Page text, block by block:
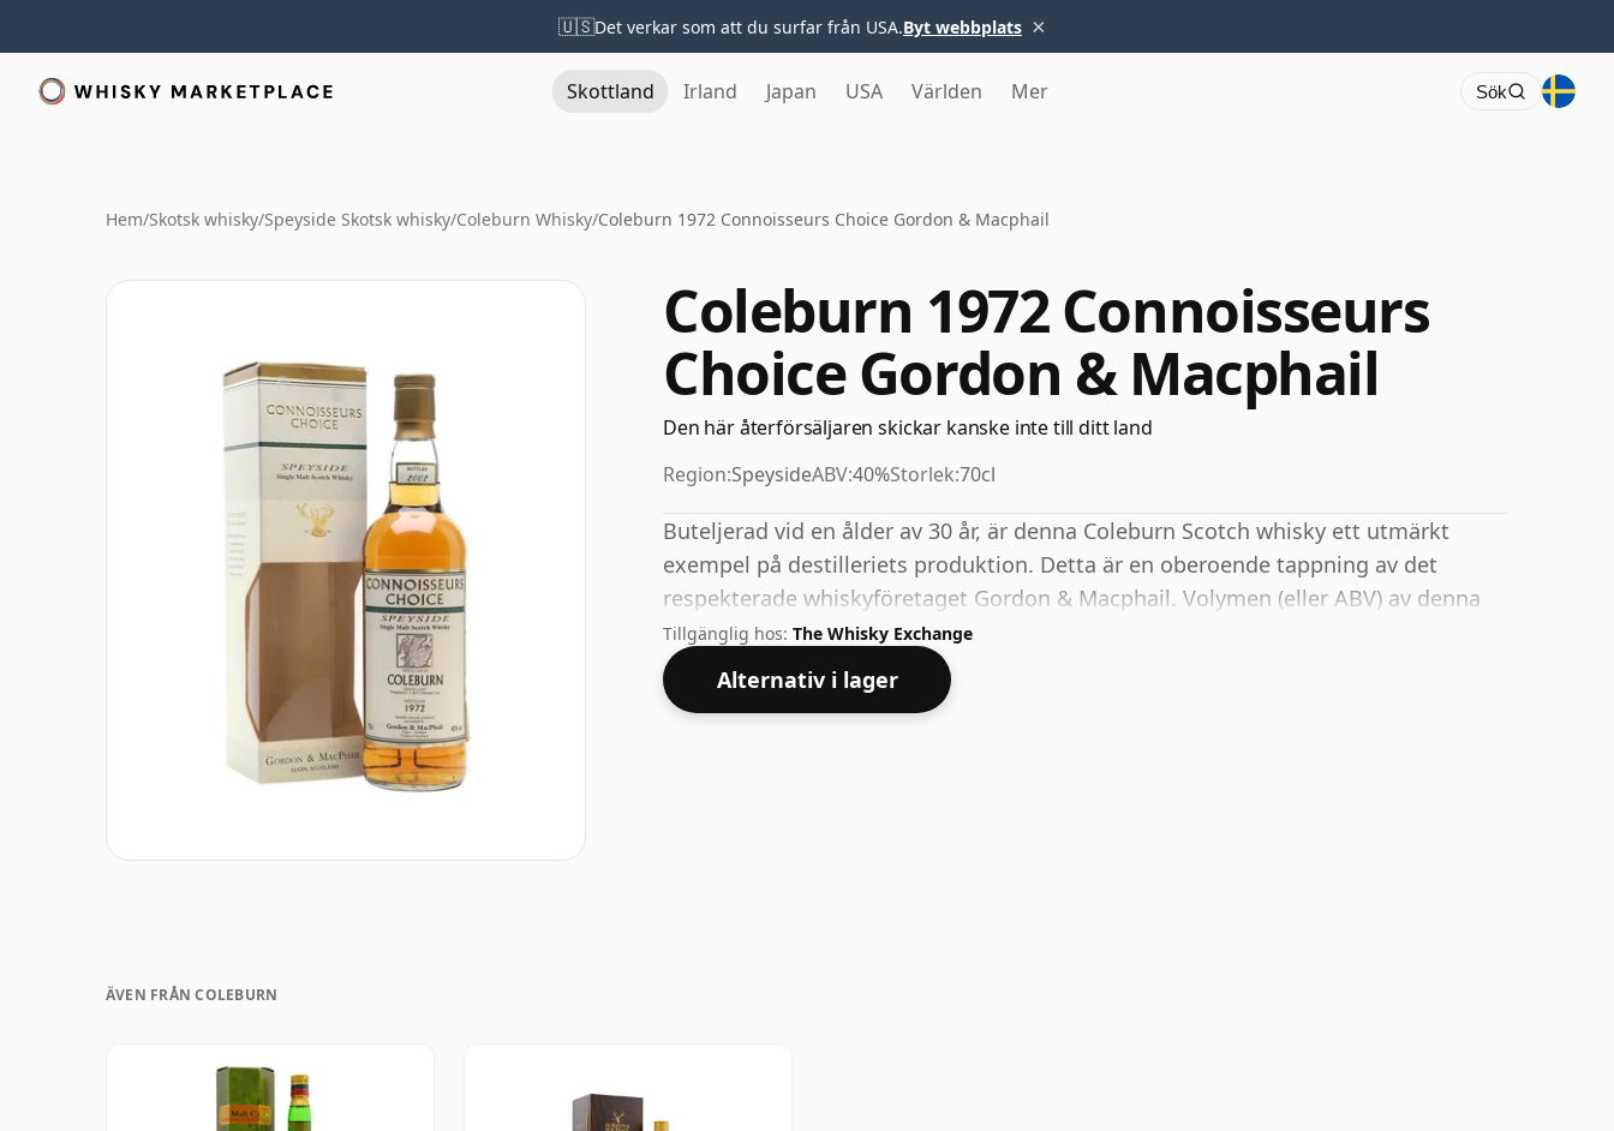
🇺🇸Det verkar som att du surfar från USA.Byt webbplats ×
Skottland Irland Japan USA Världen Mer Sök
Hem/Skotsk whisky/Speyside Skotsk whisky/Coleburn Whisky/Coleburn 1972 Connoisseurs Choice Gordon & Macphail
Coleburn 1972 Connoisseurs
Choice Gordon & Macphail
Den här återförsäljaren skickar kanske inte till ditt land
Region:SpeysideABV:40%Storlek:70cl
Buteljerad vid en ålder av 30 år, är denna Coleburn Scotch whisky ett utmärkt
exempel på destilleriets produktion. Detta är en oberoende tappning av det
respekterade whiskyföretaget Gordon & Macphail. Volymen (eller ABV) av denna
whisky är 40 procent, vilket är vanligt för blended Scotch även om många single
malts whisky buteljeras med högre styrkor nu för tiden. Flaskans storlek är 70cl.
Tillgänglig hos: The Whisky Exchange
Alternativ i lager
ÄVEN FRÅN COLEBURN